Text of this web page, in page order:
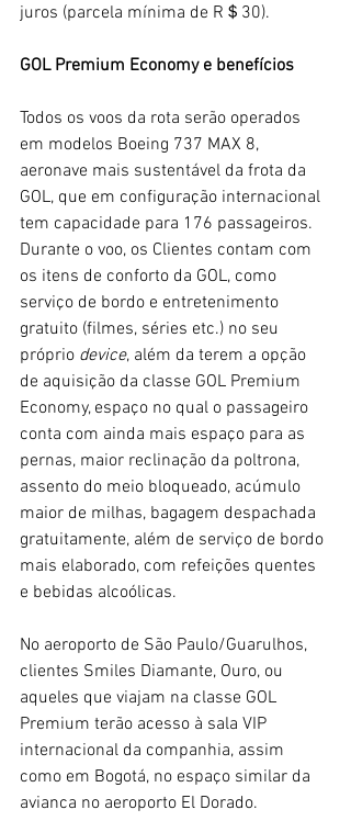
juros (parcela mínima de R＄30).
GOL Premium Economy e benefícios
Todos os voos da rota serão operados
em modelos Boeing 737 MAX 8,
aeronave mais sustentável da frota da
GOL, que em configuração internacional
tem capacidade para 176 passageiros.
Durante o voo, os Clientes contam com
os itens de conforto da GOL, como
serviço de bordo e entretenimento
gratuito (filmes, séries etc.) no seu
próprio device, além da terem a opção
de aquisição da classe GOL Premium
Economy, espaço no qual o passageiro
conta com ainda mais espaço para as
pernas, maior reclinação da poltrona,
assento do meio bloqueado, acúmulo
maior de milhas, bagagem despachada
gratuitamente, além de serviço de bordo
mais elaborado, com refeições quentes
e bebidas alcoólicas.
No aeroporto de São Paulo/Guarulhos,
clientes Smiles Diamante, Ouro, ou
aqueles que viajam na classe GOL
Premium terão acesso à sala VIP
internacional da companhia, assim
como em Bogotá, no espaço similar da
avianca no aeroporto El Dorado.